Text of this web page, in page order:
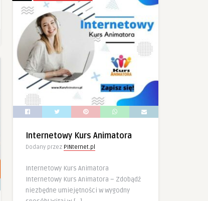
Internetowy Kurs Animatora
Dodany przez PINternet.pl
Internetowy Kurs Animatora
Internetowy Kurs Animatora – Zdobądź
niezbędne umiejętności w wygodny